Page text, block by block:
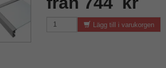
Lägg till i varukorgen